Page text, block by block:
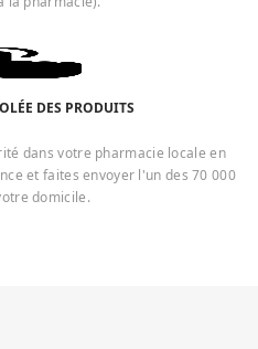
DES PRODUITS
dans votre pharmacie locale en
et faites envoyer l'un des 70 000
domicile.